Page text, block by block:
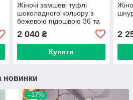
Жіночі замшеві туфлі
шоколадного кольору з
бежевою підошвою 36 та
2 040₴
Купити
2
новинки
–17%